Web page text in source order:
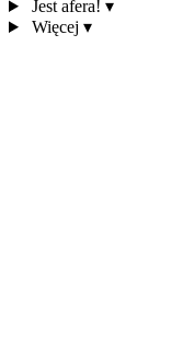
Jest afera! ▾
Więcej ▾